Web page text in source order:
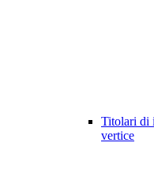
Titolari di
vertice